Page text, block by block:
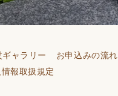
ギャラリー お申込みの流れ
情報取扱規定